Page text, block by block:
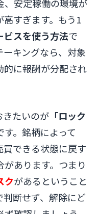
、安定稼働の環境が
すぎます。もう1
ビスを使う方法で
キングなら、対象
的に報酬が分配され
きたいのが 「ロック
す。銘柄によって
できる状態に戻す
あります。つまり
クがあるということ
断せず、解除にど